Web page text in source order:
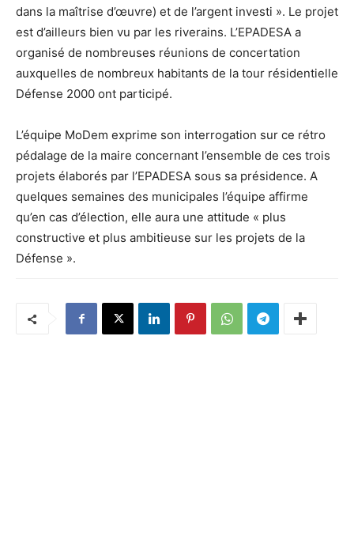
dans la maîtrise d’œuvre) et de l’argent investi ». Le projet
est d’ailleurs bien vu par les riverains. L’EPADESA a
organisé de nombreuses réunions de concertation
auxquelles de nombreux habitants de la tour résidentielle
Défense 2000 ont participé.
L’équipe MoDem exprime son interrogation sur ce rétro
pédalage de la maire concernant l’ensemble de ces trois
projets élaborés par l’EPADESA sous sa présidence. A
quelques semaines des municipales l’équipe affirme
qu’en cas d’élection, elle aura une attitude « plus
constructive et plus ambitieuse sur les projets de la
Défense ».